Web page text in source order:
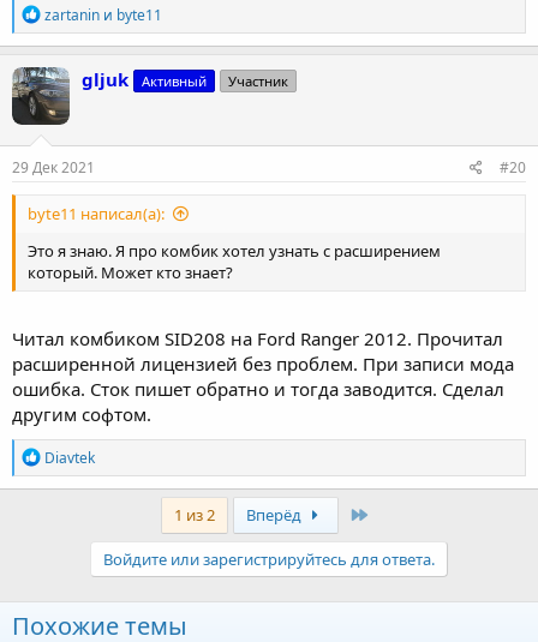
Р
е
а
к
ц
и
и
:
zartanin и byte11
gljuk Активный Участник
29 Дек 2021 #20
byte11 написал(а):
Это я знаю. Я про комбик хотел узнать с расширением
который. Может кто знает?
Читал комбиком SID208 на Ford Ranger 2012. Прочитал
расширенной лицензией без проблем. При записи мода
ошибка. Сток пишет обратно и тогда заводится. Сделал
другим софтом.
Р
е
а
Diavtek
1 из 2 Вперёд
Войдите или зарегистрируйтесь для ответа.
Похожие темы